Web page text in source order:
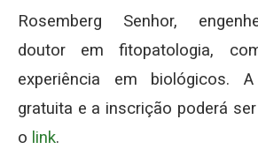
Rosemberg Senhor,
doutor em fitopatologia,
experiência em biológicos.
gratuita e a inscrição poderá
o link.